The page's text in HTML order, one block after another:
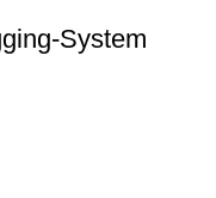
System